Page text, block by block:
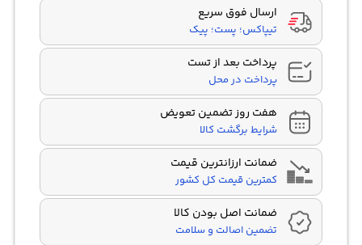
ارسال فوق سریع
تیپاکس؛ پست؛ پیک
پرداخت بعد از تست
پرداخت در محل
هفت روز تضمین تعویض
شرایط برگشت کالا
ضمانت ارزانترین قیمت
کمترین قیمت کل کشور
ضمانت اصل بودن کالا
تضمین اصالت و سلامت